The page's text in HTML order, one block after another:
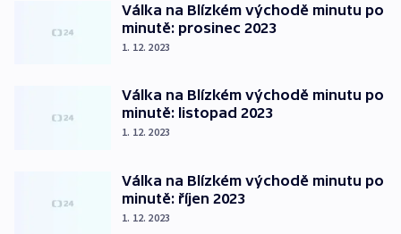
Válka na Blízkém východě minutu po
minutě: prosinec 2023
1. 12. 2023
Válka na Blízkém východě minutu po
minutě: listopad 2023
1. 12. 2023
Válka na Blízkém východě minutu po
minutě: říjen 2023
1. 12. 2023